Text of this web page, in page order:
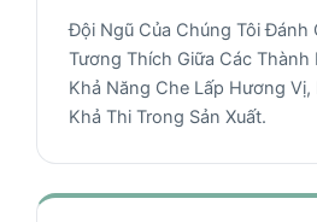
Đội Ngũ Của Chúng Tôi Đánh
Tương Thích Giữa Các Thành
Khả Năng Che Lấp Hương Vị,
Khả Thi Trong Sản Xuất.